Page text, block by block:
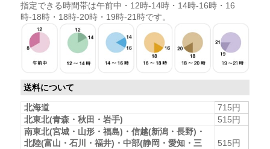
指定できる時間帯は午前中・12時-14時・14時-16時・16
時-18時・18時-20時・19時-21時です。
送料について
北海道
715円
北東北(青森・秋田・岩手)
515円
南東北(宮城・山形・福島)・信越(新潟・長野)・
北陸(富山・石川・福井)・中部(静岡・愛知・三
515円